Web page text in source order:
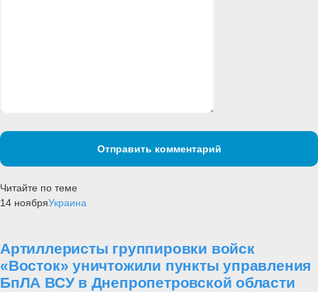
Отправить комментарий
Читайте по теме
14 ноябряУкраина
Артиллеристы группировки войск
«Восток» уничтожили пункты управления
БпЛА ВСУ в Днепропетровской области